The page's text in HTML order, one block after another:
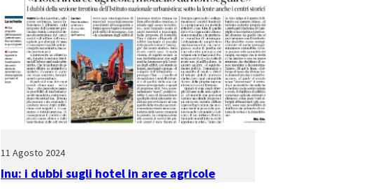
11 Agosto 2024
Inu: i dubbi sugli hotel in aree agricole